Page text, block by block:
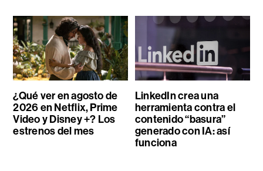
¿Qué ver en agosto de
2026 en Netflix, Prime
Video y Disney +? Los
estrenos del mes
LinkedIn crea una
herramienta contra el
contenido “basura”
generado con IA: así
funciona